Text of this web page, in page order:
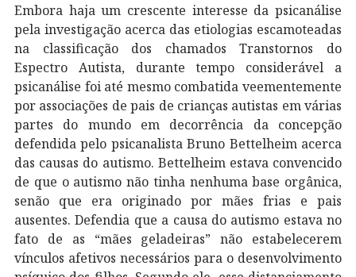
Embora haja um crescente interesse da psicanálise
pela investigação acerca das etiologias escamoteadas
na classificação dos chamados Transtornos do
Espectro Autista, durante tempo considerável a
psicanálise foi até mesmo combatida veementemente
por associações de pais de crianças autistas em várias
partes do mundo em decorrência da concepção
defendida pelo psicanalista Bruno Bettelheim acerca
das causas do autismo. Bettelheim estava convencido
de que o autismo não tinha nenhuma base orgânica,
senão que era originado por mães frias e pais
ausentes. Defendia que a causa do autismo estava no
fato de as “mães geladeiras” não estabelecerem
vínculos afetivos necessários para o desenvolvimento